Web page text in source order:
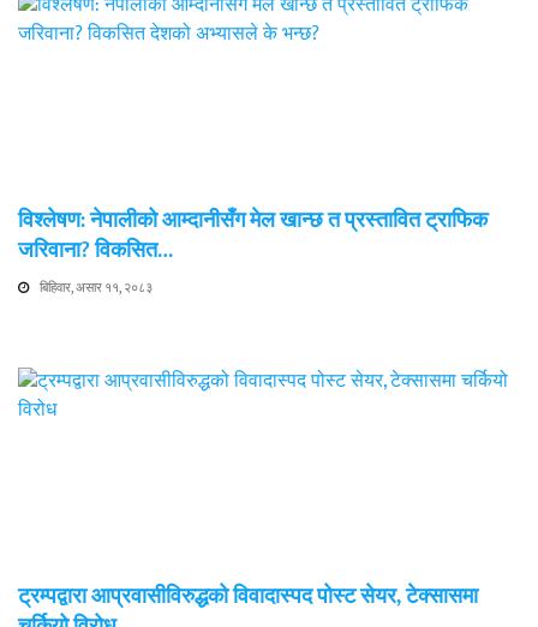
विश्लेषण: नेपालीको आम्दानीसँग मेल खान्छ त प्रस्तावित ट्राफिक
जरिवाना? विकसित…
बिहिवार, असार ११, २०८३
ट्रम्पद्वारा आप्रवासीविरुद्धको विवादास्पद पोस्ट सेयर, टेक्सासमा